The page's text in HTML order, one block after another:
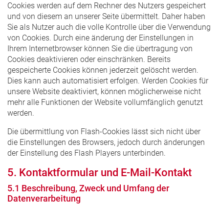
Cookies werden auf dem Rechner des Nutzers gespeichert
und von diesem an unserer Seite übermittelt. Daher haben
Sie als Nutzer auch die volle Kontrolle über die Verwendung
von Cookies. Durch eine änderung der Einstellungen in
Ihrem Internetbrowser können Sie die übertragung von
Cookies deaktivieren oder einschränken. Bereits
gespeicherte Cookies können jederzeit gelöscht werden.
Dies kann auch automatisiert erfolgen. Werden Cookies für
unsere Website deaktiviert, können möglicherweise nicht
mehr alle Funktionen der Website vollumfänglich genutzt
werden.
Die übermittlung von Flash-Cookies lässt sich nicht über
die Einstellungen des Browsers, jedoch durch änderungen
der Einstellung des Flash Players unterbinden.
5. Kontaktformular und E-Mail-Kontakt
5.1 Beschreibung, Zweck und Umfang der
Datenverarbeitung